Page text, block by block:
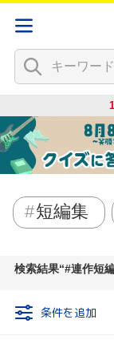
短編集
検索結果 #連作短
条件を追加